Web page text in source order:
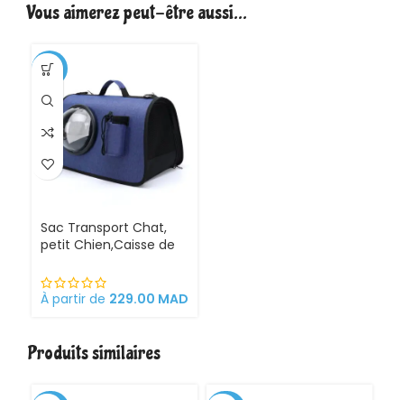
Vous aimerez peut-être aussi…
-15%
Sac Transport Chat,
petit Chien,Caisse de
avec Bandoulière
Réglable,Respirant Sac
Ventilée,Matelas en
Peluche Amovible et
À partir de 229.00 MAD
Produits similaires